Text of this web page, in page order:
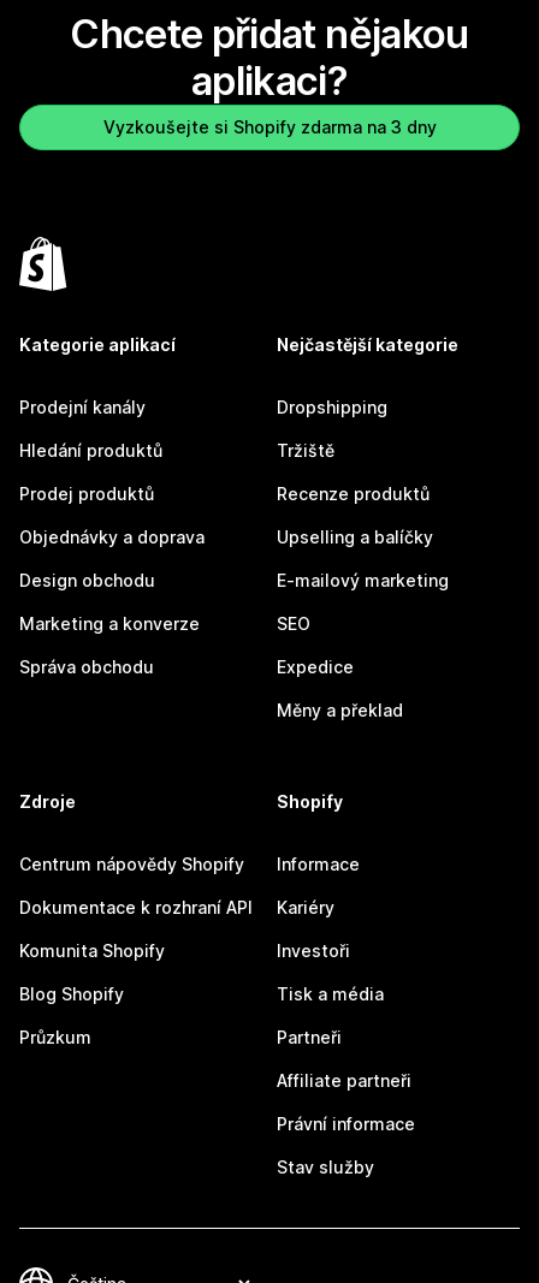
Chcete přidat nějakou
aplikaci?
Vyzkoušejte si Shopify zdarma na 3 dny
Kategorie aplikací
Prodejní kanály
Hledání produktů
Prodej produktů
Objednávky a doprava
Design obchodu
Marketing a konverze
Správa obchodu
Nejčastější kategorie
Dropshipping
Tržiště
Recenze produktů
Upselling a balíčky
E-mailový marketing
SEO
Expedice
Měny a překlad
Zdroje
Centrum nápovědy Shopify
Dokumentace k rozhraní API
Komunita Shopify
Blog Shopify
Průzkum
Shopify
Informace
Kariéry
Investoři
Tisk a média
Partneři
Affiliate partneři
Právní informace
Stav služby